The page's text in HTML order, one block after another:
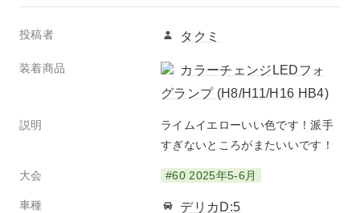
投稿者 タクミ
装着商品
カラーチェンジLEDフォ
グランプ (H8/H11/H16 HB4)
説明
ライムイエローいい色です！派手
すぎないところがまたいいです！
大会 #60 2025年5-6月
車種 デリカD:5